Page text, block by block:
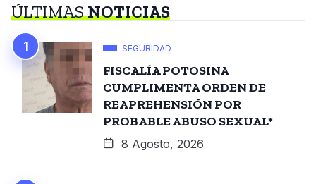
ÚLTIMASNOTICIAS
SEGURIDAD
FISCALÍA POTOSINA
CUMPLIMENTA ORDEN DE
REAPREHENSIÓN POR
PROBABLE ABUSO SEXUAL*
8 Agosto, 2026